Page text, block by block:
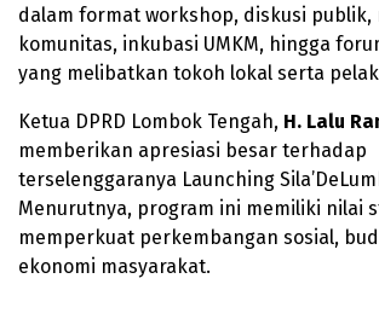
dalam format workshop, diskusi
komunitas, inkubasi UMKM, hingga
yang melibatkan tokoh lokal serta
Ketua DPRD Lombok Tengah, H. Lalu
memberikan apresiasi besar terhadap
terselenggaranya Launching
Menurutnya, program ini memiliki nilai
memperkuat perkembangan sosial,
ekonomi masyarakat.